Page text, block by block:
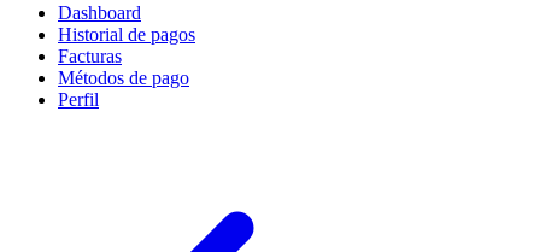
Dashboard
Historial de pagos
Facturas
Métodos de pago
Perfil